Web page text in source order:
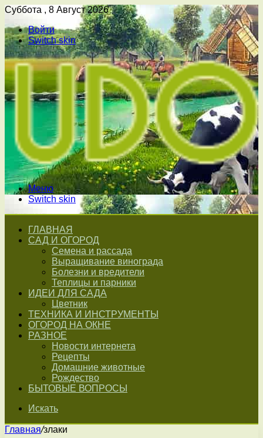
Суббота , 8 Август 2026
Войти
Switch skin
Меню
Switch skin
ГЛАВНАЯ
САД И ОГОРОД
Семена и рассада
Выращивание винограда
Болезни и вредители
Теплицы и парники
ИДЕИ ДЛЯ САДА
Цветник
ТЕХНИКА И ИНСТРУМЕНТЫ
ОГОРОД НА ОКНЕ
РАЗНОЕ
Новости интернета
Рецепты
Домашние животные
Рождество
БЫТОВЫЕ ВОПРОСЫ
Искать
Главная/злаки